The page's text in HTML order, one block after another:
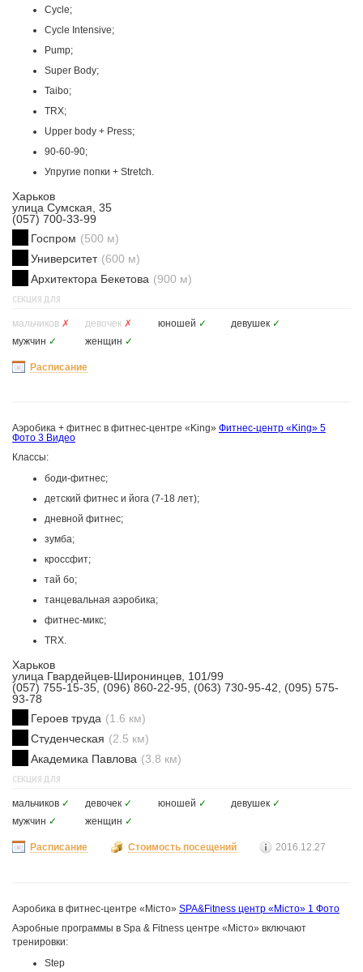
Cycle;
Cycle Intensive;
Pump;
Super Body;
Taibo;
TRX;
Upper body + Press;
90-60-90;
Упругие попки + Stretch.
Харьков
улица Сумская, 35
(057) 700-33-99
Госпром (500 м)
Университет (600 м)
Архитектора Бекетова (900 м)
СЕКЦИЯ ДЛЯ
мальчиков ✗ девочек ✗ юношей ✓ девушек ✓
мужчин ✓ женщин ✓
Расписание
Аэробика + фитнес в фитнес-центре «King» Фитнес-центр «King» 5
Фото 3 Видео
Классы:
боди-фитнес;
детский фитнес и йога (7-18 лет);
дневной фитнес;
зумба;
кроссфит;
тай бо;
танцевальная аэробика;
фитнес-микс;
TRX.
Харьков
улица Гвардейцев-Широнинцев, 101/99
(057) 755-15-35, (096) 860-22-95, (063) 730-95-42, (095) 575-
93-78
Героев труда (1.6 км)
Студенческая (2.5 км)
Академика Павлова (3.8 км)
СЕКЦИЯ ДЛЯ
мальчиков ✓ девочек ✓ юношей ✓ девушек ✓
мужчин ✓ женщин ✓
Расписание Стоимость посещений 2016.12.27
Аэробика в фитнес-центре «Мiсто» SPA&Fitness центр «Мiсто» 1 Фото
Аэробные программы в Sра & Fitness центре «Miсто» включают
тренировки:
Step